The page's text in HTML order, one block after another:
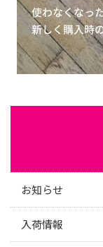
お知らせ
入荷情報